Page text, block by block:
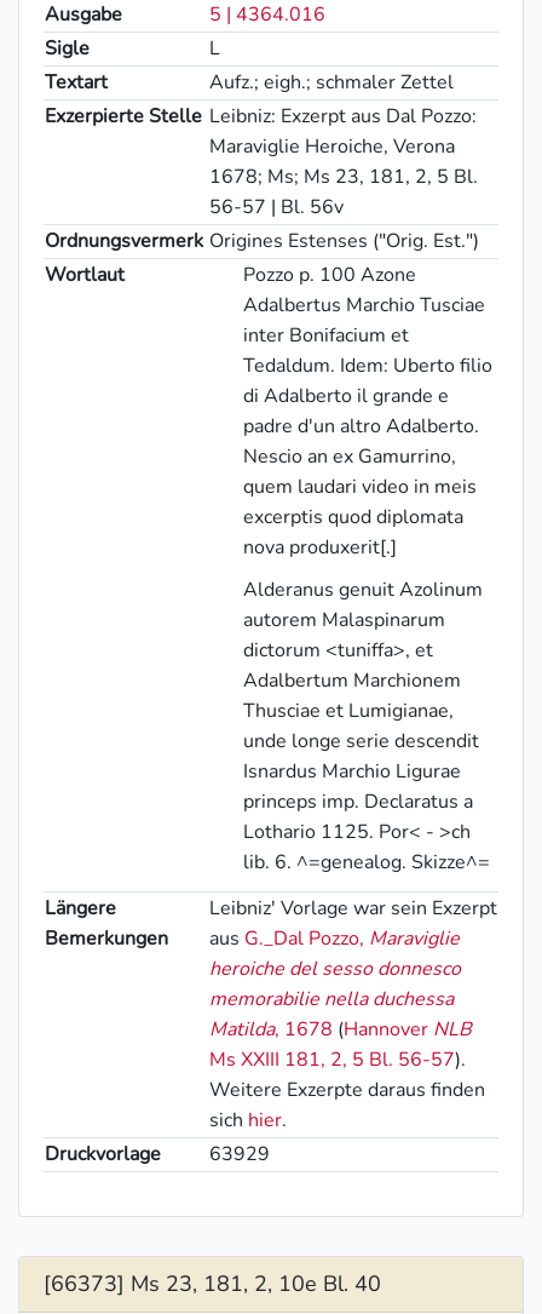
Ausgabe
5 | 4364.016
Sigle
L
Textart
Aufz.; eigh.; schmaler Zettel
Exzerpierte Stelle Leibniz: Exzerpt aus Dal Pozzo:
Maraviglie Heroiche, Verona
1678; Ms; Ms 23, 181, 2, 5 Bl.
56-57 | Bl. 56v
Ordnungsvermerk Origines Estenses ("Orig. Est.")
Wortlaut
Pozzo p. 100 Azone
Adalbertus Marchio Tusciae
inter Bonifacium et
Tedaldum. Idem: Uberto filio
di Adalberto il grande e
padre d'un altro Adalberto.
Nescio an ex Gamurrino,
quem laudari video in meis
excerptis quod diplomata
nova produxerit[.]
Alderanus genuit Azolinum
autorem Malaspinarum
dictorum <tuniffa>, et
Adalbertum Marchionem
Thusciae et Lumigianae,
unde longe serie descendit
Isnardus Marchio Ligurae
princeps imp. Declaratus a
Lothario 1125. Por< - >ch
lib. 6. ^=genealog. Skizze^=
Längere
Bemerkungen
Leibniz' Vorlage war sein Exzerpt
aus G._Dal Pozzo, Maraviglie
heroiche del sesso donnesco
memorabilie nella duchessa
Matilda, 1678 (Hannover NLB
Ms XXIII 181, 2, 5 Bl. 56-57).
Weitere Exzerpte daraus finden
sich hier.
Druckvorlage
63929
[66373] Ms 23, 181, 2, 10e Bl. 40